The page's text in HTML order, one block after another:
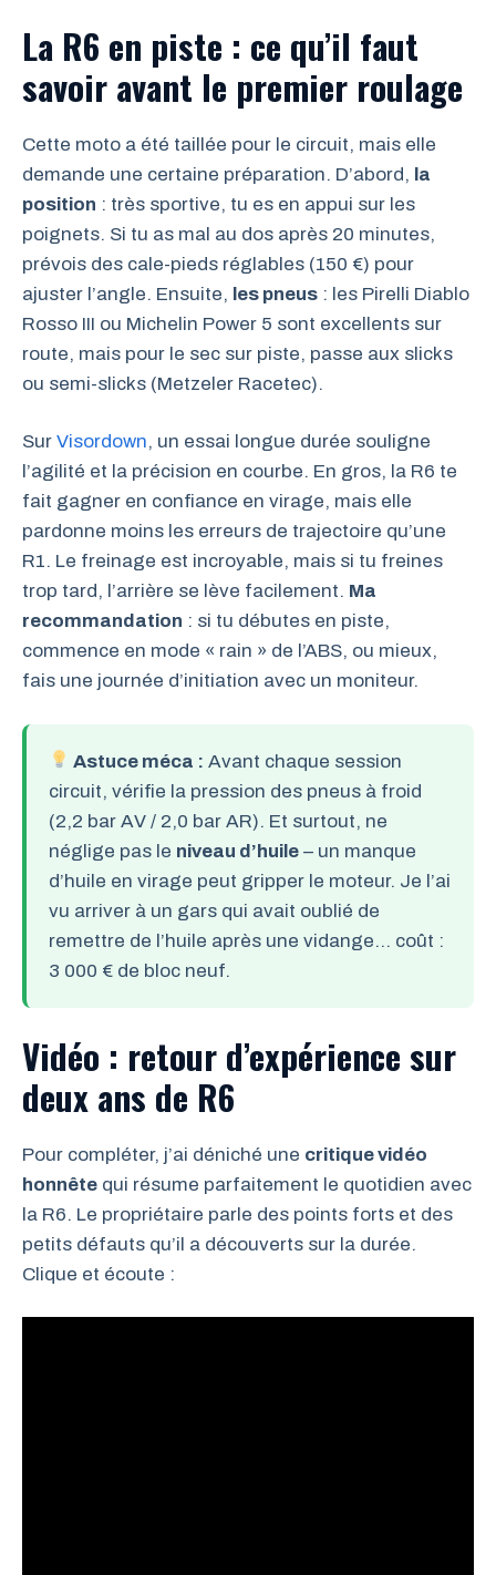
La R6 en piste : ce qu’il faut
savoir avant le premier roulage
Cette moto a été taillée pour le circuit, mais elle
demande une certaine préparation. D’abord, la
position : très sportive, tu es en appui sur les
poignets. Si tu as mal au dos après 20 minutes,
prévois des cale-pieds réglables (150 €) pour
ajuster l’angle. Ensuite, les pneus : les Pirelli Diablo
Rosso III ou Michelin Power 5 sont excellents sur
route, mais pour le sec sur piste, passe aux slicks
ou semi-slicks (Metzeler Racetec).
Sur Visordown, un essai longue durée souligne
l’agilité et la précision en courbe. En gros, la R6 te
fait gagner en confiance en virage, mais elle
pardonne moins les erreurs de trajectoire qu’une
R1. Le freinage est incroyable, mais si tu freines
trop tard, l’arrière se lève facilement. Ma
recommandation : si tu débutes en piste,
commence en mode « rain » de l’ABS, ou mieux,
fais une journée d’initiation avec un moniteur.
Astuce méca : Avant chaque session
circuit, vérifie la pression des pneus à froid
(2,2 bar AV / 2,0 bar AR). Et surtout, ne
néglige pas le niveau d’huile – un manque
d’huile en virage peut gripper le moteur. Je l’ai
vu arriver à un gars qui avait oublié de
remettre de l’huile après une vidange… coût :
3 000 € de bloc neuf.
Vidéo : retour d’expérience sur
deux ans de R6
Pour compléter, j’ai déniché une critique vidéo
honnête qui résume parfaitement le quotidien avec
la R6. Le propriétaire parle des points forts et des
petits défauts qu’il a découverts sur la durée.
Clique et écoute :